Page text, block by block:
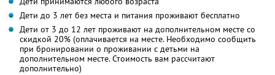
Дети до 3 лет без места и питания проживают бесплатно
Дети от 3 до 12 лет проживают на дополнительном месте со
скидкой 20% (оплачивается на месте. Необходимо сообщить
при бронировании о проживании с детьми на
дополнительном месте. Стоимость вам рассчитают
дополнительно)